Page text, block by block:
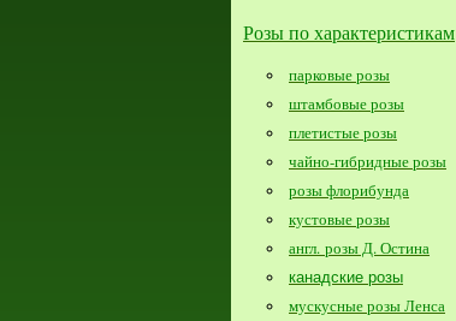
Розы по характеристикам
парковые розы
штамбовые розы
плетистые розы
чайно-гибридные розы
розы флорибунда
кустовые розы
англ. розы Д. Остина
канадские розы
мускусные розы Ленса